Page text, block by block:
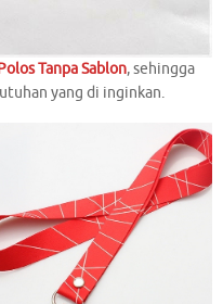
Tanpa Sablon, sehingga
yang di inginkan.